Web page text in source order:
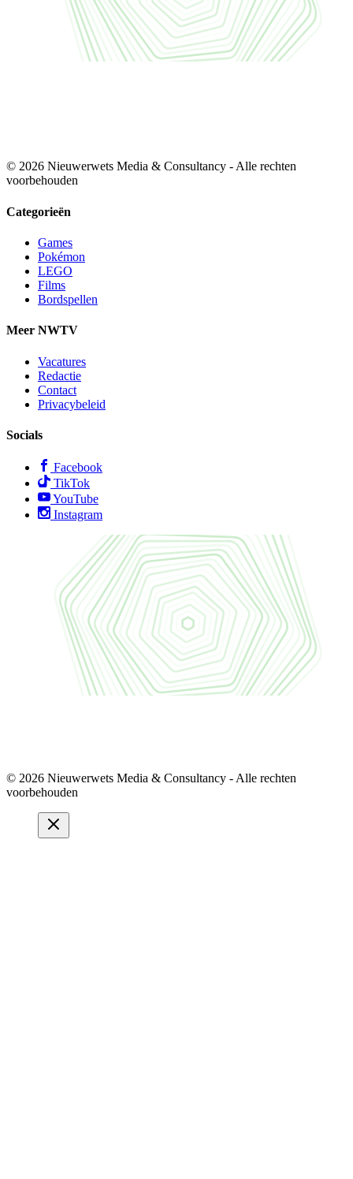
© 2026 Nieuwerwets Media & Consultancy - Alle rechten
voorbehouden
Categorieën
Games
Pokémon
LEGO
Films
Bordspellen
Meer NWTV
Vacatures
Redactie
Contact
Privacybeleid
Socials
Facebook
TikTok
YouTube
Instagram
© 2026 Nieuwerwets Media & Consultancy - Alle rechten
voorbehouden